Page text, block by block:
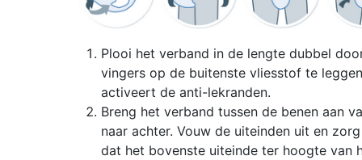
Plooi het verband in de lengte dubbel
vingers op de buitenste vliesstof te
activeert de anti-lekranden.
Breng het verband tussen de benen aan
naar achter. Vouw de uiteinden uit en
dat het bovenste uiteinde ter hoogte van